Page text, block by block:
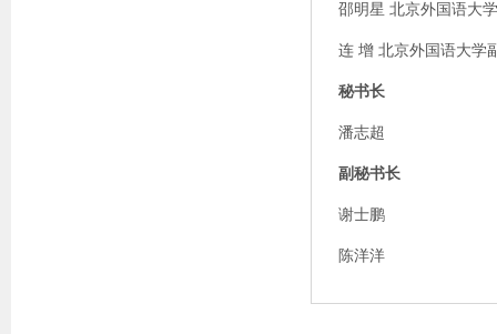
邵明星 北京外国语大
连 增 北京外国语大学
秘书长
潘志超
副秘书长
谢士鹏
陈洋洋